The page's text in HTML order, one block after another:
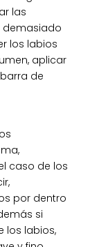
las
demasiado
los labios
aplicar
de
caso de los
por dentro
si
los labios,